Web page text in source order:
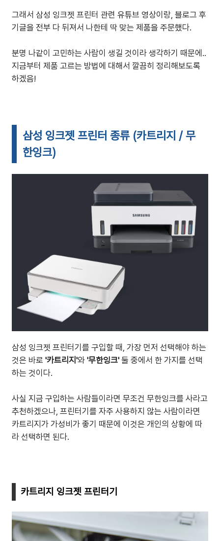
그래서 삼성 잉크젯 프린터 관련 유튜브 영상이랑, 블로그 후
기글을 전부 다 뒤져서 나한테 딱 맞는 제품을 주문했다.
분명 나같이 고민하는 사람이 생길 것이라 생각하기 때문에..
지금부터 제품 고르는 방법에 대해서 깔끔히 정리해보도록
하겠음!
삼성 잉크젯 프린터 종류 (카트리지 / 무
한잉크)
삼성 잉크젯 프린터기를 구입할 때, 가장 먼저 선택해야 하는
것은 바로 '카트리지'와 '무한잉크' 둘 중에서 한 가지를 선택
하는 것이다.
사실 지금 구입하는 사람들이라면 무조건 무한잉크를 사라고
추천하겠으나, 프린터기를 자주 사용하지 않는 사람이라면
카트리지가 가성비가 좋기 때문에 이것은 개인의 상황에 따
라 선택하면 된다.
카트리지 잉크젯 프린터기